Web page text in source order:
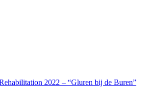
2022 – “Gluren bij de Buren”